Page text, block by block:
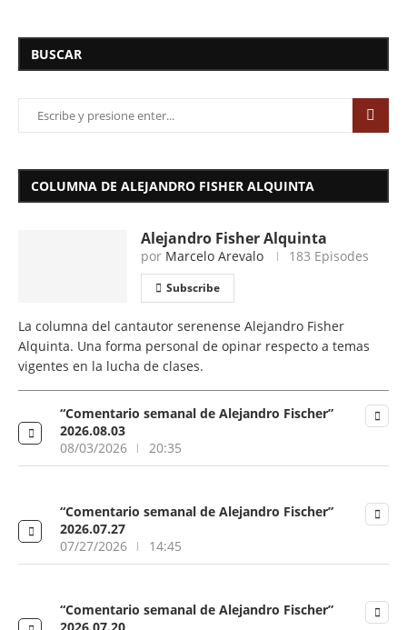
BUSCAR
COLUMNA DE ALEJANDRO FISHER ALQUINTA
Alejandro Fisher Alquinta
por Marcelo Arevalo 183 Episodes
Subscribe
La columna del cantautor serenense Alejandro Fisher
Alquinta. Una forma personal de opinar respecto a temas
vigentes en la lucha de clases.
“Comentario semanal de Alejandro Fischer”
2026.08.03
08/03/2026
20:35
“Comentario semanal de Alejandro Fischer”
2026.07.27
07/27/2026
14:45
“Comentario semanal de Alejandro Fischer”